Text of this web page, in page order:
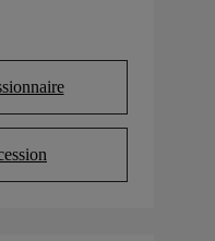
new tab)
new tab)